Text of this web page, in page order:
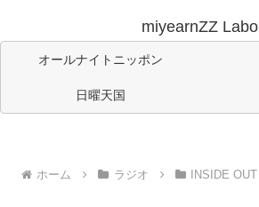
miyearnZZ Labo
オールナイトニッポン
日曜天国
ホーム ラジオ INSIDE OUT